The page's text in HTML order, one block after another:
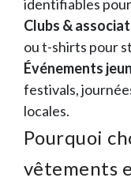
identifiables
Clubs &
ou t-shirts pour
Événements
festivals,
locales.
Pourquoi
vêtements